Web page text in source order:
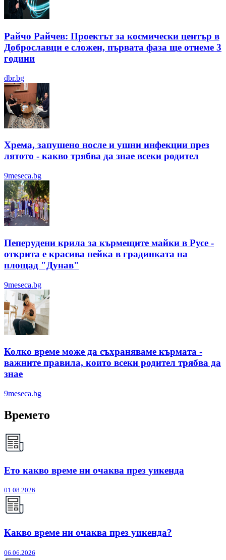
Райчо Райчев: Проектът за космически център в
Доброславци е сложен, първата фаза ще отнеме 3
години
dbr.bg
Хрема, запушено носле и ушни инфекции през
лятотo - какво трябва да знае всеки родител
9meseca.bg
Пеперудени крила за кърмещите майки в Русе -
открита е красива пейка в градинката на
площад "Дунав"
9meseca.bg
Колко време може да съхраняваме кърмата -
важните правила, които всеки родител трябва да
знае
9meseca.bg
Времето
Ето какво време ни очаква през уикенда
01.08.2026
Какво време ни очаква през уикенда?
06.06.2026